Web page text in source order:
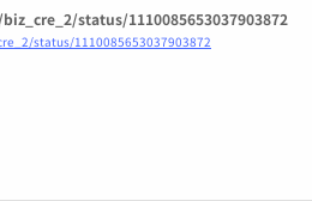
status/1110085653037903872
status/1110085653037903872